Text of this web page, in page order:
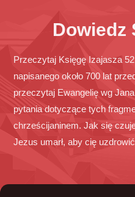
Dowiedz
Przeczytaj Księgę Izajasza
napisanego około 700 lat
przeczytaj Ewangelię wg
pytania dotyczące tych
chrześcijaninem. Jak się
Jezus umarł, aby cię